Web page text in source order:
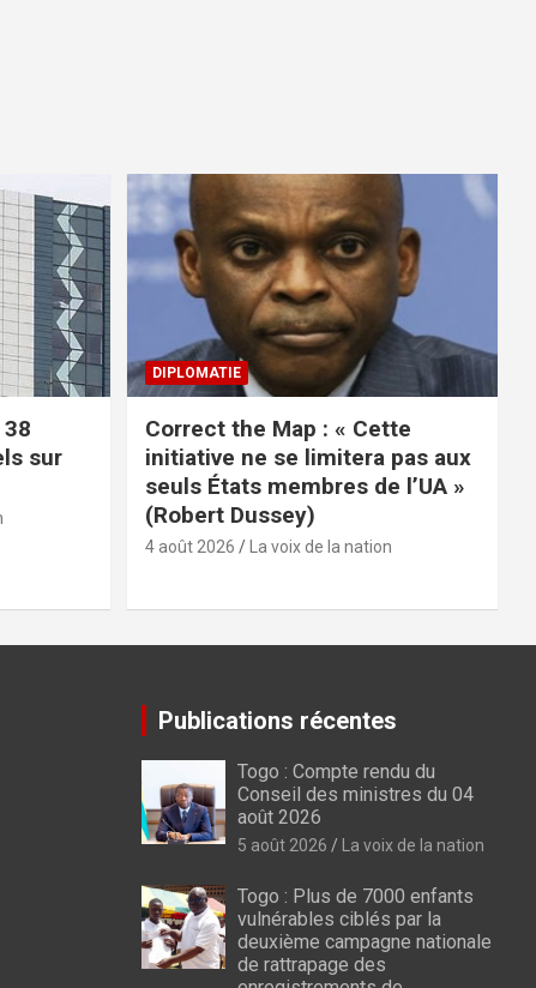
sur
DIPLOMATIE
Correct the Map : « Cette
initiative ne se limitera pas aux
seuls États membres de l’UA »
(Robert Dussey)
4 août 2026 La voix de la nation
Publications récentes
Togo : Compte rendu du
Conseil des ministres du 04
août 2026
5 août 2026 La voix de la nation
Togo : Plus de 7000 enfants
vulnérables ciblés par la
deuxième campagne nationale
de rattrapage des